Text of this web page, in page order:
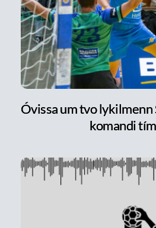
Óvissa um tvo
komandi